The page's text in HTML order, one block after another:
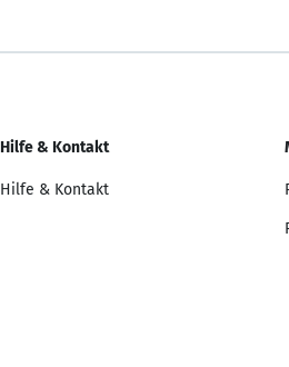
Hilfe & Kontakt
Hilfe & Kontakt